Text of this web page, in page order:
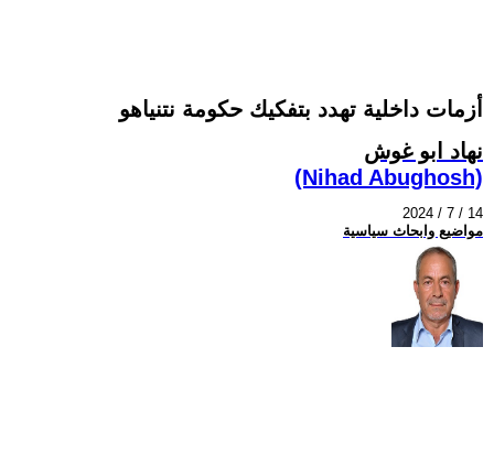
أزمات داخلية تهدد بتفكيك حكومة نتنياهو
نهاد ابو غوش
(Nihad Abughosh)
2024 / 7 / 14
مواضيع وابحاث سياسية